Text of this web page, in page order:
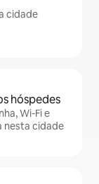
cidade
hóspedes
Wi-Fi e
nesta cidade